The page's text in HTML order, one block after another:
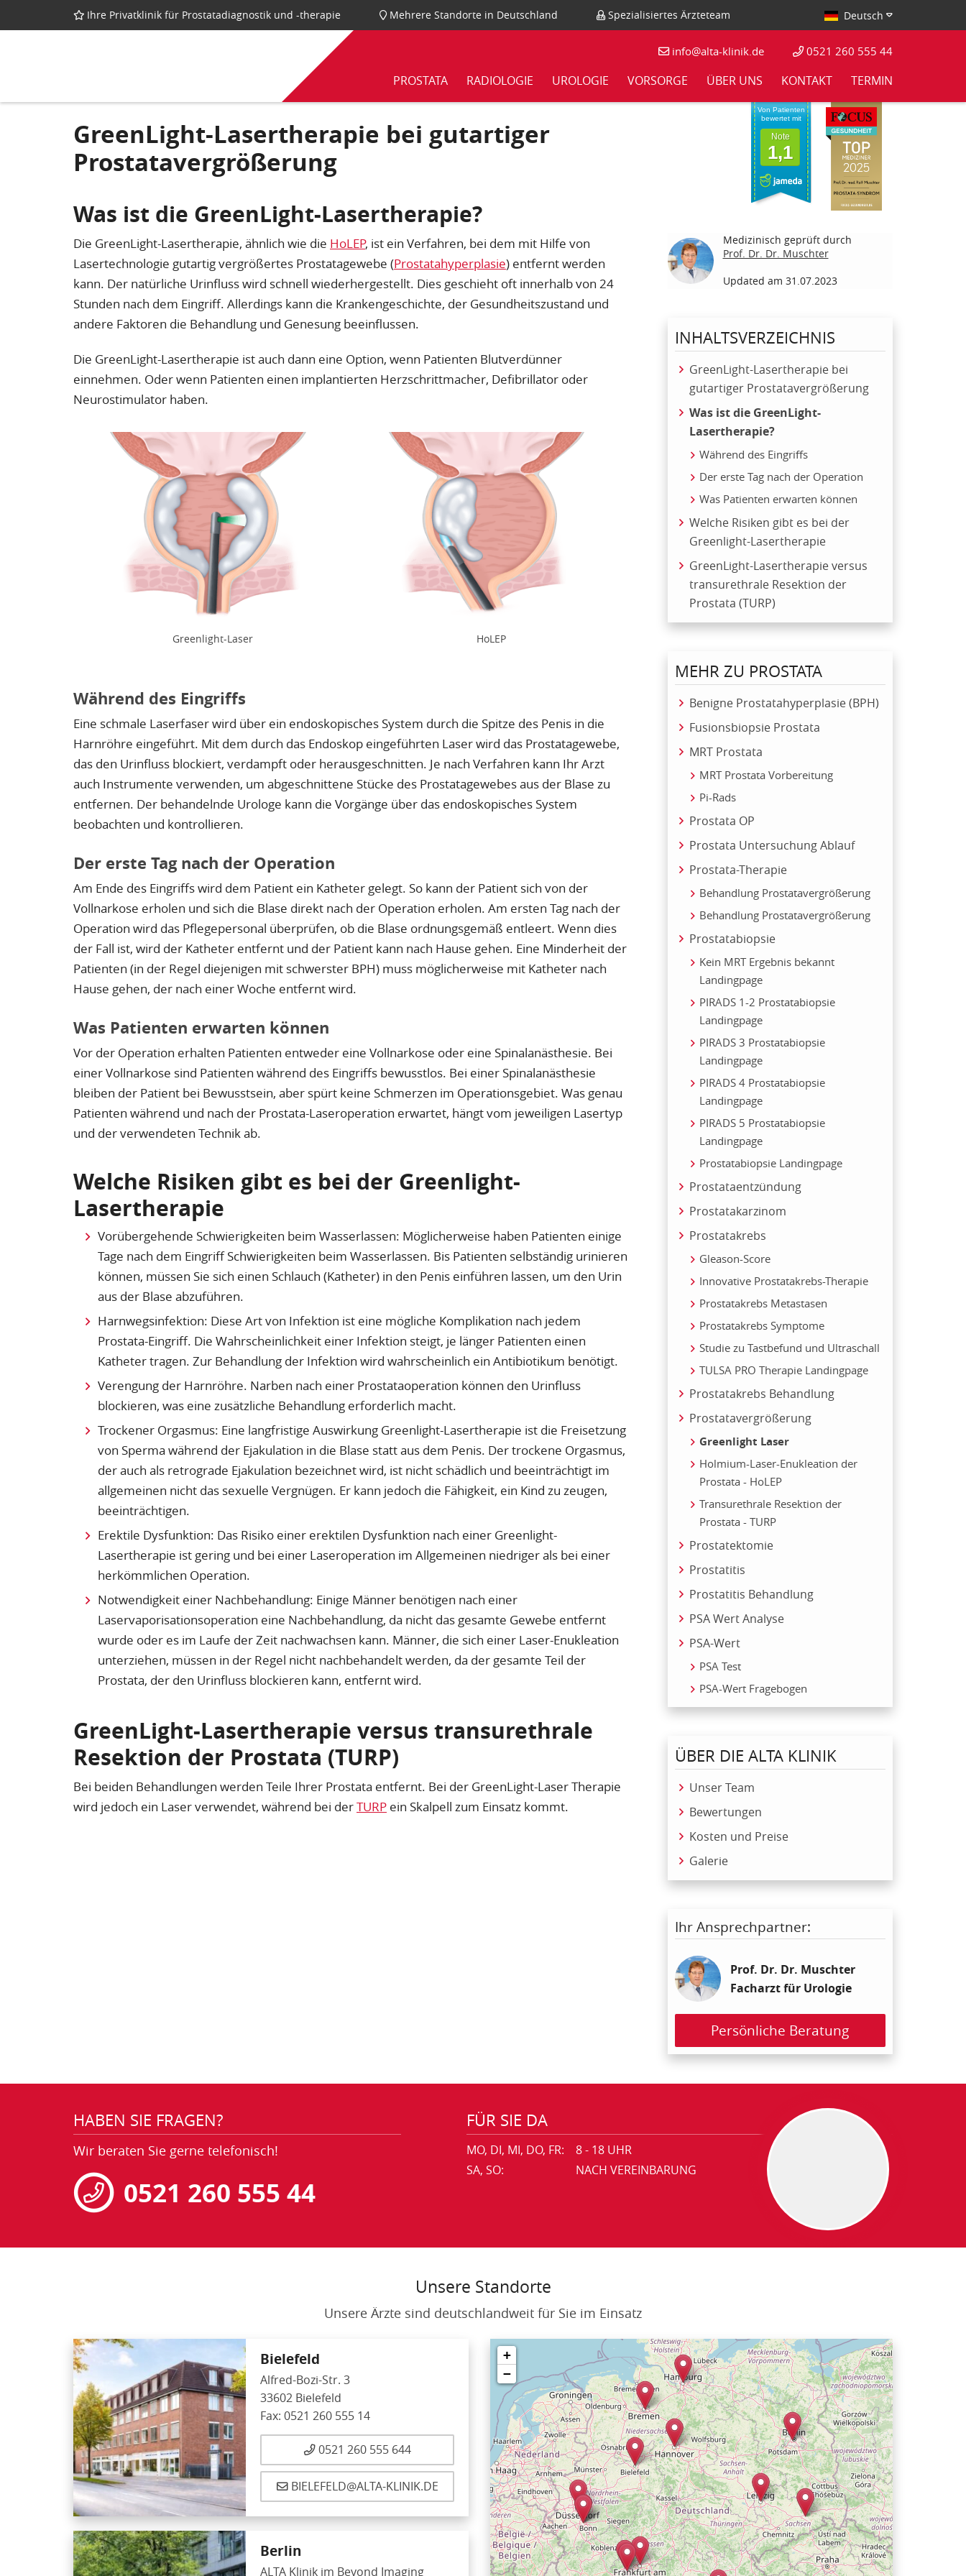
Deutsch
Ihre Privatklinik für Prostatadiagnostik und -therapie Mehrere Standorte in Deutschland Spezialisiertes Ärzteteam
PROSTATA RADIOLOGIE UROLOGIE VORSORGE ÜBER UNS KONTAKT TERMIN
info@alta-klinik.de 0521 260 555 44
Von Patienten
bewertet mit
Note
1,1
GreenLight-Lasertherapie bei gutartiger
Prostatavergrößerung
Was ist die GreenLight-Lasertherapie?
Die GreenLight-Lasertherapie, ähnlich wie die HoLEP, ist ein Verfahren, bei dem mit Hilfe von
Lasertechnologie gutartig vergrößertes Prostatagewebe (Prostatahyperplasie) entfernt werden
kann. Der natürliche Urinfluss wird schnell wiederhergestellt. Dies geschieht oft innerhalb von 24
Stunden nach dem Eingriff. Allerdings kann die Krankengeschichte, der Gesundheitszustand und
andere Faktoren die Behandlung und Genesung beeinflussen.
Die GreenLight-Lasertherapie ist auch dann eine Option, wenn Patienten Blutverdünner
einnehmen. Oder wenn Patienten einen implantierten Herzschrittmacher, Defibrillator oder
Neurostimulator haben.
Greenlight-Laser HoLEP
Während des Eingriffs
Eine schmale Laserfaser wird über ein endoskopisches System durch die Spitze des Penis in die
Harnröhre eingeführt. Mit dem durch das Endoskop eingeführten Laser wird das Prostatagewebe,
das den Urinfluss blockiert, verdampft oder herausgeschnitten. Je nach Verfahren kann Ihr Arzt
auch Instrumente verwenden, um abgeschnittene Stücke des Prostatagewebes aus der Blase zu
entfernen. Der behandelnde Urologe kann die Vorgänge über das endoskopisches System
beobachten und kontrollieren.
Der erste Tag nach der Operation
Am Ende des Eingriffs wird dem Patient ein Katheter gelegt. So kann der Patient sich von der
Vollnarkose erholen und sich die Blase direkt nach der Operation erholen. Am ersten Tag nach der
Operation wird das Pflegepersonal überprüfen, ob die Blase ordnungsgemäß entleert. Wenn dies
der Fall ist, wird der Katheter entfernt und der Patient kann nach Hause gehen. Eine Minderheit der
Patienten (in der Regel diejenigen mit schwerster BPH) muss möglicherweise mit Katheter nach
Hause gehen, der nach einer Woche entfernt wird.
Was Patienten erwarten können
Vor der Operation erhalten Patienten entweder eine Vollnarkose oder eine Spinalanästhesie. Bei
einer Vollnarkose sind Patienten während des Eingriffs bewusstlos. Bei einer Spinalanästhesie
bleiben der Patient bei Bewusstsein, aber spürt keine Schmerzen im Operationsgebiet. Was genau
Patienten während und nach der Prostata-Laseroperation erwartet, hängt vom jeweiligen Lasertyp
und der verwendeten Technik ab.
Welche Risiken gibt es bei der Greenlight-
Lasertherapie
Vorübergehende Schwierigkeiten beim Wasserlassen: Möglicherweise haben Patienten einige
Tage nach dem Eingriff Schwierigkeiten beim Wasserlassen. Bis Patienten selbständig urinieren
können, müssen Sie sich einen Schlauch (Katheter) in den Penis einführen lassen, um den Urin
aus der Blase abzuführen.
Harnwegsinfektion: Diese Art von Infektion ist eine mögliche Komplikation nach jedem
Prostata-Eingriff. Die Wahrscheinlichkeit einer Infektion steigt, je länger Patienten einen
Katheter tragen. Zur Behandlung der Infektion wird wahrscheinlich ein Antibiotikum benötigt.
Verengung der Harnröhre. Narben nach einer Prostataoperation können den Urinfluss
blockieren, was eine zusätzliche Behandlung erforderlich macht.
Trockener Orgasmus: Eine langfristige Auswirkung Greenlight-Lasertherapie ist die Freisetzung
von Sperma während der Ejakulation in die Blase statt aus dem Penis. Der trockene Orgasmus,
der auch als retrograde Ejakulation bezeichnet wird, ist nicht schädlich und beeinträchtigt im
allgemeinen nicht das sexuelle Vergnügen. Er kann jedoch die Fähigkeit, ein Kind zu zeugen,
beeinträchtigen.
Erektile Dysfunktion: Das Risiko einer erektilen Dysfunktion nach einer Greenlight-
Lasertherapie ist gering und bei einer Laseroperation im Allgemeinen niedriger als bei einer
herkömmlichen Operation.
Notwendigkeit einer Nachbehandlung: Einige Männer benötigen nach einer
Laservaporisationsoperation eine Nachbehandlung, da nicht das gesamte Gewebe entfernt
wurde oder es im Laufe der Zeit nachwachsen kann. Männer, die sich einer Laser-Enukleation
unterziehen, müssen in der Regel nicht nachbehandelt werden, da der gesamte Teil der
Prostata, der den Urinfluss blockieren kann, entfernt wird.
GreenLight-Lasertherapie versus transurethrale
Resektion der Prostata (TURP)
Bei beiden Behandlungen werden Teile Ihrer Prostata entfernt. Bei der GreenLight-Laser Therapie
wird jedoch ein Laser verwendet, während bei derTURP ein Skalpell zum Einsatz kommt.
Medizinisch geprüft durch
Prof. Dr. Dr. Muschter
Updated am 31.07.2023
INHALTSVERZEICHNIS
GreenLight-Lasertherapie bei
gutartiger Prostatavergrößerung
Was ist die GreenLight-
Lasertherapie?
Während des Eingriffs
Der erste Tag nach der Operation
Was Patienten erwarten können
Welche Risiken gibt es bei der
Greenlight-Lasertherapie
GreenLight-Lasertherapie versus
transurethrale Resektion der
Prostata (TURP)
MEHR ZU PROSTATA
Benigne Prostatahyperplasie (BPH)
Fusionsbiopsie Prostata
MRT Prostata
MRT Prostata Vorbereitung
Pi-Rads
Prostata OP
Prostata Untersuchung Ablauf
Prostata-Therapie
Behandlung Prostatavergrößerung
Behandlung Prostatavergrößerung
Prostatabiopsie
Kein MRT Ergebnis bekannt
Landingpage
PIRADS 1-2 Prostatabiopsie
Landingpage
PIRADS 3 Prostatabiopsie
Landingpage
PIRADS 4 Prostatabiopsie
Landingpage
PIRADS 5 Prostatabiopsie
Landingpage
Prostatabiopsie Landingpage
Prostataentzündung
Prostatakarzinom
Prostatakrebs
Gleason-Score
Innovative Prostatakrebs-Therapie
Prostatakrebs Metastasen
Prostatakrebs Symptome
Studie zu Tastbefund und Ultraschall
TULSA PRO Therapie Landingpage
Prostatakrebs Behandlung
Prostatavergrößerung
Greenlight Laser
Holmium-Laser-Enukleation der
Prostata - HoLEP
Transurethrale Resektion der
Prostata - TURP
Prostatektomie
Prostatitis
Prostatitis Behandlung
PSA Wert Analyse
PSA-Wert
PSA Test
PSA-Wert Fragebogen
ÜBER DIE ALTA KLINIK
Unser Team
Bewertungen
Kosten und Preise
Galerie
Ihr Ansprechpartner:
Prof. Dr. Dr. Muschter
Facharzt für Urologie
Persönliche Beratung
HABEN SIE FRAGEN?
Wir beraten Sie gerne telefonisch!
0521 260 555 44
FÜR SIE DA
MO, DI, MI, DO, FR:
8 - 18 UHR
SA, SO:
NACH VEREINBARUNG
Unsere Standorte
Unsere Ärzte sind deutschlandweit für Sie im Einsatz
Bielefeld
Alfred-Bozi-Str. 3
33602 Bielefeld
Fax: 0521 260 555 14
0521 260 555 644
BIELEFELD@ALTA-KLINIK.DE
Berlin
ALTA Klinik im Beyond Imaging
+
−